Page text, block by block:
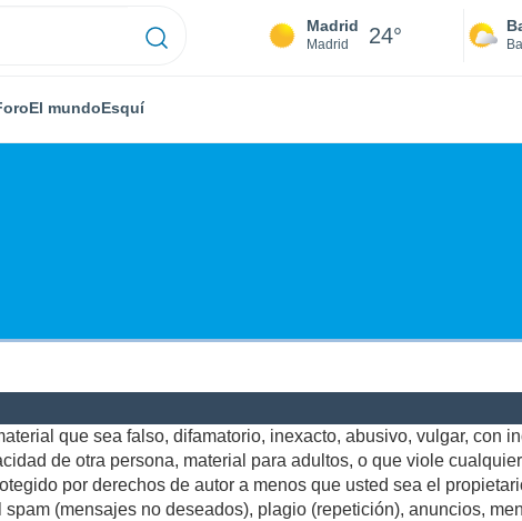
Madrid
Madrid 24°
El mundoEsquí
que sea falso, difamatorio, inexacto, abusivo, vulgar, con
de otra persona, material para adultos, o que viole
por derechos de autor a menos que usted sea el
(mensajes no deseados), plagio (repetición), anuncios,